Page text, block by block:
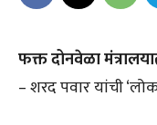
फक्त दोनवेळा
– शरद पवार यांची